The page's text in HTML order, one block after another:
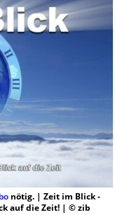
nötig. | Zeit im Blick -
auf die Zeit! | © zib